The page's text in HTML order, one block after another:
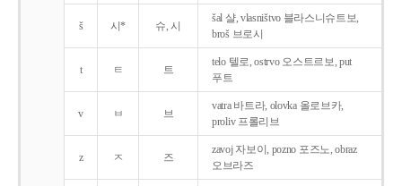
š 시* 슈, 시
šal 샬, vlasništvo 블라스니슈트보,
broš 브로시
t ㅌ 트
telo 텔로, ostrvo 오스트르보, put
푸트
v ㅂ 브
vatra 바트라, olovka 올로브카,
proliv 프롤리브
z ㅈ 즈
zavoj 자보이, pozno 포즈노, obraz
오브라즈